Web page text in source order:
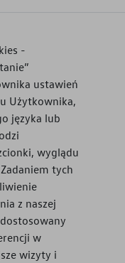
-
ustawień
Użytkownika,
języka lub
wyglądu
tych
z naszej
w
wizyty i